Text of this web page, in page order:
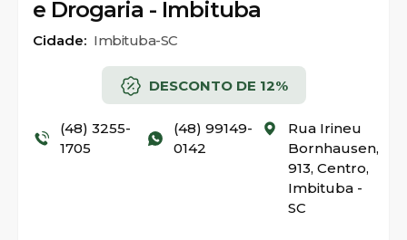
e Drogaria - Imbituba
Cidade: Imbituba-SC
DESCONTO DE 12%
(48) 3255-
1705
(48) 99149-
0142
Rua Irineu
Bornhausen,
913, Centro,
Imbituba -
SC